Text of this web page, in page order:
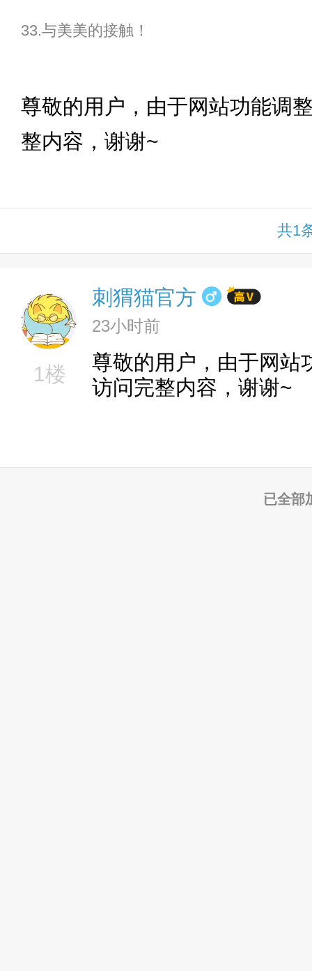
33.与美美的接触！
尊敬的用户，由于网站功能调
整内容，谢谢~
共1
1楼
刺猬猫官方
23小时前
尊敬的用户，由于网站
访问完整内容，谢谢~
已全部